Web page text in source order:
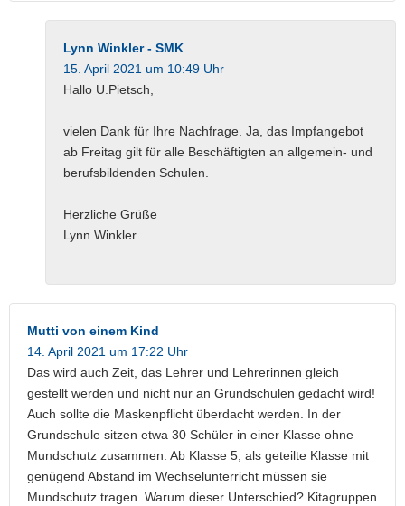
Lynn Winkler - SMK
15. April 2021 um 10:49 Uhr
Hallo U.Pietsch,
vielen Dank für Ihre Nachfrage. Ja, das Impfangebot
ab Freitag gilt für alle Beschäftigten an allgemein- und
berufsbildenden Schulen.
Herzliche Grüße
Lynn Winkler
Mutti von einem Kind
14. April 2021 um 17:22 Uhr
Das wird auch Zeit, das Lehrer und Lehrerinnen gleich
gestellt werden und nicht nur an Grundschulen gedacht wird!
Auch sollte die Maskenpflicht überdacht werden. In der
Grundschule sitzen etwa 30 Schüler in einer Klasse ohne
Mundschutz zusammen. Ab Klasse 5, als geteilte Klasse mit
genügend Abstand im Wechselunterricht müssen sie
Mundschutz tragen. Warum dieser Unterschied? Kitagruppen